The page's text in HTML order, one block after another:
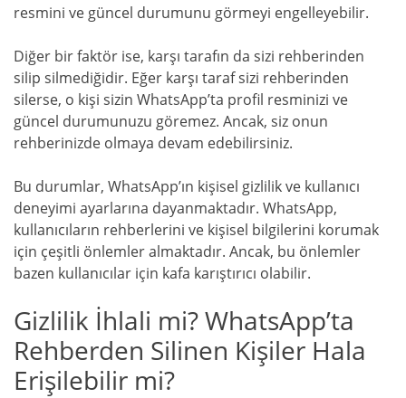
resmini ve güncel durumunu görmeyi engelleyebilir.
Diğer bir faktör ise, karşı tarafın da sizi rehberinden
silip silmediğidir. Eğer karşı taraf sizi rehberinden
silerse, o kişi sizin WhatsApp’ta profil resminizi ve
güncel durumunuzu göremez. Ancak, siz onun
rehberinizde olmaya devam edebilirsiniz.
Bu durumlar, WhatsApp’ın kişisel gizlilik ve kullanıcı
deneyimi ayarlarına dayanmaktadır. WhatsApp,
kullanıcıların rehberlerini ve kişisel bilgilerini korumak
için çeşitli önlemler almaktadır. Ancak, bu önlemler
bazen kullanıcılar için kafa karıştırıcı olabilir.
Gizlilik İhlali mi? WhatsApp’ta
Rehberden Silinen Kişiler Hala
Erişilebilir mi?